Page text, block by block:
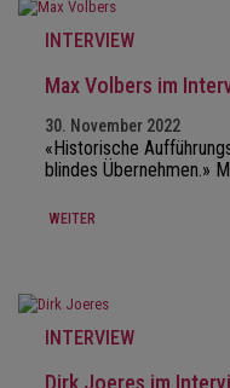
INTERVIEW
Max Volbers im
30. November 2022
«Historische
blindes Übernehmen.»
WEITER
INTERVIEW
Dirk Joeres im